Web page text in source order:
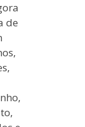
de